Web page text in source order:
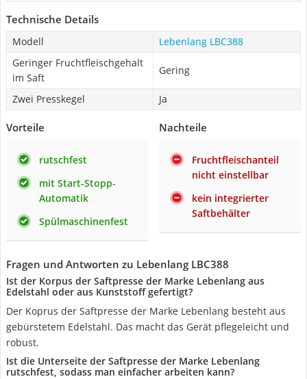
Technische Details
Modell
Lebenlang LBC388
Geringer Fruchtfleischgehalt
im Saft
Gering
Zwei Presskegel Ja
Vorteile
rutschfest
mit Start-Stopp-
Automatik
Spülmaschinenfest
Nachteile
Fruchtfleischanteil
nicht einstellbar
kein integrierter
Saftbehälter
Fragen und Antworten zu Lebenlang LBC388
Ist der Korpus der Saftpresse der Marke Lebenlang aus
Edelstahl oder aus Kunststoff gefertigt?
Der Koprus der Saftpresse der Marke Lebenlang besteht aus
gebürstetem Edelstahl. Das macht das Gerät pflegeleicht und
robust.
Ist die Unterseite der Saftpresse der Marke Lebenlang
rutschfest, sodass man einfacher arbeiten kann?